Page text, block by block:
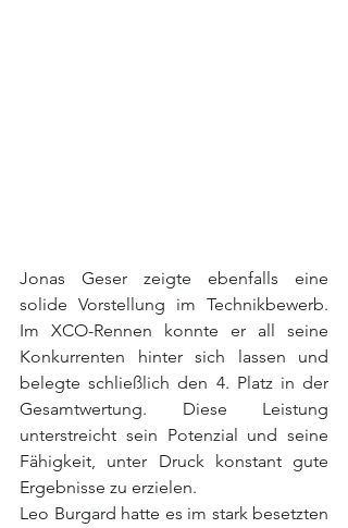
Jonas Geser zeigte ebenfalls eine
solide Vorstellung im Technikbewerb.
Im XCO-Rennen konnte er all seine
Konkurrenten hinter sich lassen und
belegte schließlich den 4. Platz in der
Gesamtwertung. Diese Leistung
unterstreicht sein Potenzial und seine
Fähigkeit, unter Druck konstant gute
Ergebnisse zu erzielen.
Leo Burgard hatte es im stark besetzten